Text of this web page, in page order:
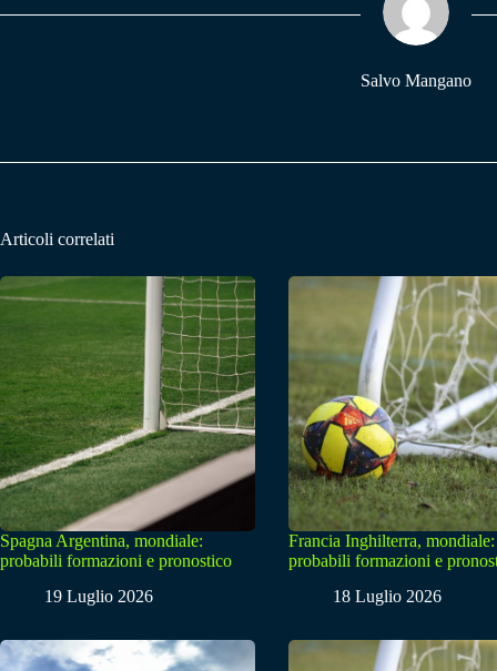
pp m
Salvo Mangano
Articoli correlati
Spagna Argentina, mondiale:
probabili formazioni e pronostico
19 Luglio 2026
Francia Inghilterra, mondiale:
probabili formazioni e
18 Luglio 2026